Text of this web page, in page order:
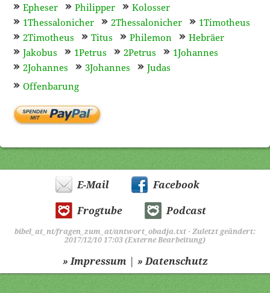
Epheser
Philipper
Kolosser
1Thessalonicher
2Thessalonicher
1Timotheus
2Timotheus
Titus Philemon
Hebräer
Jakobus
1Petrus 2Petrus
1Johannes
2Johannes
3Johannes
Judas
Offenbarung
E-Mail Facebook
Frogtube Podcast
bibel_at_nt/fragen_zum_at/antwort_obadja.txt · Zuletzt geändert:
2017/12/10 17:03 (Externe Bearbeitung)
» Impressum | » Datenschutz